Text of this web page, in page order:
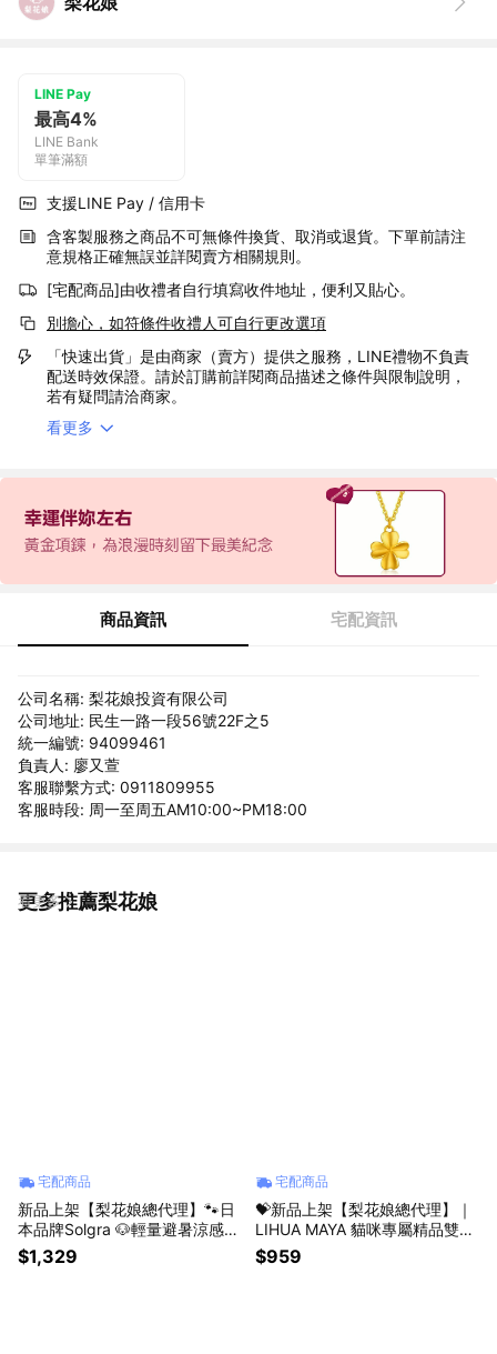
LINE Pay
最高4%
LINE Bank
單筆滿額
支援LINE Pay / 信用卡
含客製服務之商品不可無條件換貨、取消或退貨。下單前請注
意規格正確無誤並詳閱賣方相關規則。
[宅配商品]由收禮者自行填寫收件地址，便利又貼心。
別擔心，如符條件收禮人可自行更改選項
「快速出貨」是由商家（賣方）提供之服務，LINE禮物不負責
配送時效保證。請於訂購前詳閱商品描述之條件與限制說明，
若有疑問請洽商家。
看更多
商品資訊 宅配資訊
公司名稱: 梨花娘投資有限公司
公司地址: 民生一路一段56號22F之5
統一編號: 94099461
負責人: 廖又萱
客服聯繫方式: 0911809955
客服時段: 周一至周五AM10:00~PM18:00
更多推薦梨花娘
看更多
宅配商品
新品上架【梨花娘總代理】🐾日
本品牌Solgra 🐶輕量避暑涼感萌
耳遮陽寵物帽/冰涼圍脖(6款)
$1,329
宅配商品
💝新品上架【梨花娘總代理】｜
LIHUA MAYA 貓咪專屬精品雙薄
荷棒棒糖｜純羊毛手工玩具・SG
S多項安全檢驗
$959